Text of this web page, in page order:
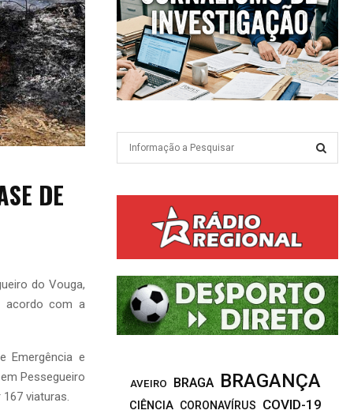
DE
do Vouga,
acordo com a
Emergência e
Pessegueiro
viaturas.
o
r
:
R
C
H
AVEIRO BRAGA BRAGANÇA
CIÊNCIA CORONAVÍRUS COVID-19